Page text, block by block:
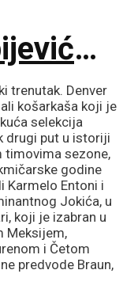
18
trenutak. Denver
košarkaša koji je
selekcija
drugi put u istoriji
timovima sezone,
godine
Karmelo Entoni i
Jokića, u
koji je izabran u
Meksijem,
i Četom
predvode Braun,